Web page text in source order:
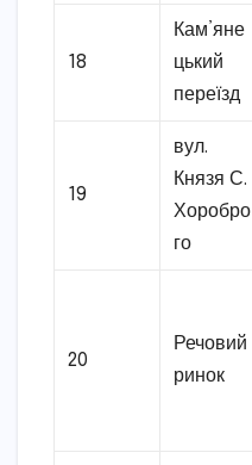
18
Кам’яне
цький
переїзд
19
вул.
Князя С.
Хоробро
го
20
Речовий
ринок